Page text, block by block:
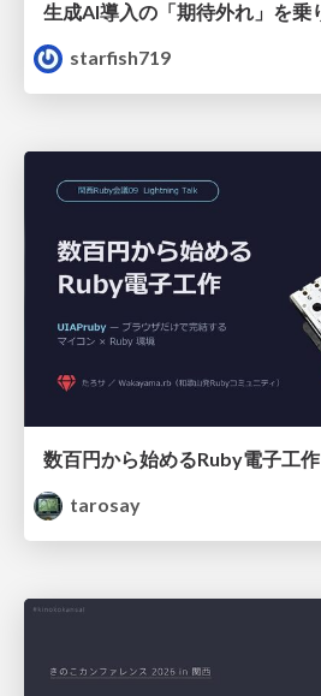
starfish719
数百円から始めるRuby電子工作
tarosay